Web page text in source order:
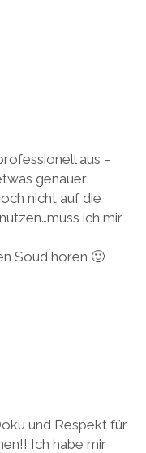
aus –
genauer
nicht auf die
ich mir
Soud hören 🙂
und Respekt für
Ich habe mir